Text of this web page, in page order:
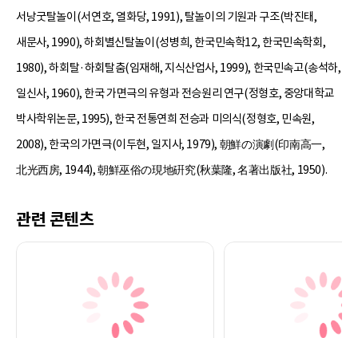
서낭굿탈놀이(서연호, 열화당, 1991), 탈놀이의 기원과 구조(박진태,
새문사, 1990), 하회별신탈놀이(성병희, 한국민속학12, 한국민속학회,
1980), 하회탈·하회탈춤(임재해, 지식산업사, 1999), 한국민속고(송석하,
일신사, 1960), 한국 가면극의 유형과 전승원리 연구(정형호, 중앙대학교
박사학위논문, 1995), 한국 전통연희 전승과 미의식(정형호, 민속원,
2008), 한국의 가면극(이두현, 일지사, 1979), 朝鮮の演劇(印南高一,
北光西房, 1944), 朝鮮巫俗の現地硏究(秋葉隆, 名著出版社, 1950).
관련 콘텐츠